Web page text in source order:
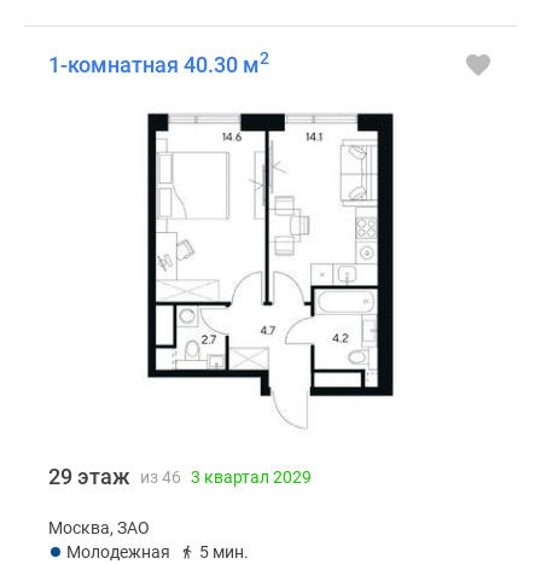
1-комнатная 40.30 м2
29 этаж из 46 3 квартал 2029
Москва, ЗАО
Молодежная
5 мин.